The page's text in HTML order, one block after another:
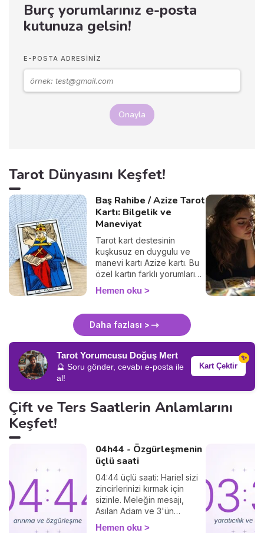
Burç yorumlarınız e-posta
kutunuza gelsin!
E-POSTA ADRESINIZ
Onayla
Tarot Dünyasını Keşfet!
Baş Rahibe / Azize Tarot
Kartı: Bilgelik ve
Maneviyat
Tarot kart destesinin
kuşkusuz en duygulu ve
manevi kartı Azize kartı. Bu
özel kartın farklı yorumlarını
keşfetmeye hazır olun.
Hemen oku
Daha fazlası >
Tarot Yorumcusu Doğuş Mert
🔮 Soru gönder, cevabı e-posta ile
al!
Kart Çektir
✨
Çift ve Ters Saatlerin Anlamlarını
Keşfet!
04h44 - Özgürleşmenin
üçlü saati
04:44 üçlü saati: Hariel sizi
zincirlerinizi kırmak için
sizinle. Meleğin mesajı,
Asılan Adam ve 3'ün
titreşimi.
Hemen oku